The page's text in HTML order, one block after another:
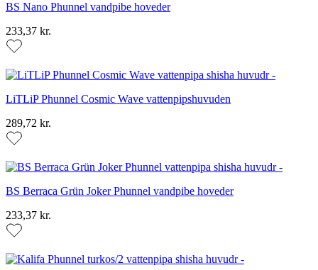
BS Nano Phunnel vandpibe hoveder
233,37 kr.
LiTLiP Phunnel Cosmic Wave vattenpipshuvuden
289,72 kr.
BS Berraca Grün Joker Phunnel vandpibe hoveder
233,37 kr.